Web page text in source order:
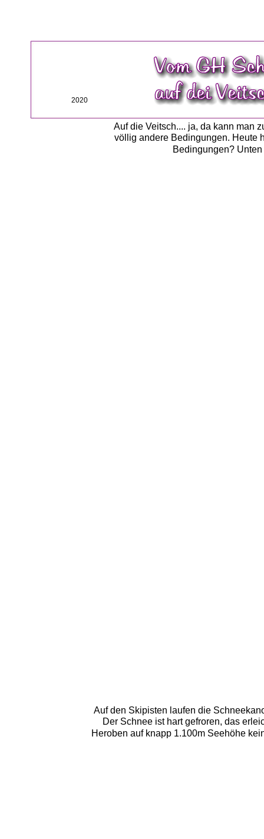
Auf die Veitsch.... ja, da kann man
völlig andere Bedingungen. Heute
Bedingungen?
2020
Auf den Skipisten laufen die
Der Schnee ist hart gefroren, das
Heroben auf knapp 1.100m Seehöhe